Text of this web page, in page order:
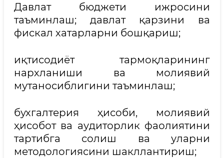
Давлат бюджети ижросини
таъминлаш; давлат қарзини ва
фискал хатарларни бошқариш;
иқтисодиёт тармоқларининг
нархланиши ва молиявий
мутаносиблигини таъминлаш;
бухгалтерия ҳисоби, молиявий
ҳисобот ва аудиторлик фаолиятини
тартибга солиш ва уларни
методологиясини шакллантириш;